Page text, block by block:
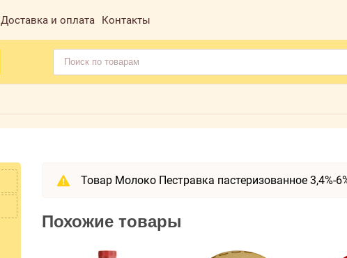
Доставка и оплата Контакты
Товар Молоко Пестравка пастеризованное 3,4%-
Похожие товары